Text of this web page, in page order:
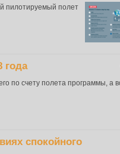
пилотируемый полет
года
по счету полета программы, а
спокойного